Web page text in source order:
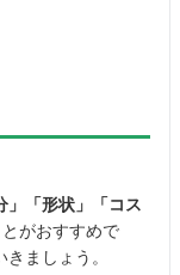
」「形状」「コス
がおすすめで
ましょう。